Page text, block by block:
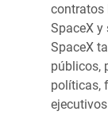
contratos
SpaceX
SpaceX
públicos,
políticas,